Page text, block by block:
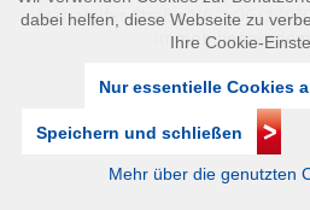
Mariahilfer Straße 116/2.OG/2
dabei helfen, diese Webseite zu
Ihre Cookie-
Nur essentielle Cookies
Speichern und schließen
Mehr über die genutzten